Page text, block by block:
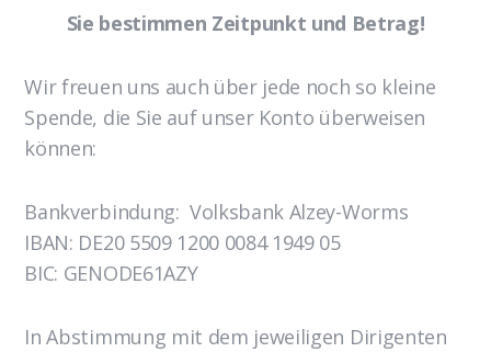
Sie bestimmen Zeitpunkt und Betrag!
Wir freuen uns auch über jede noch so kleine
Spende, die Sie auf unser Konto überweisen
können:
Bankverbindung: Volksbank Alzey-Worms
IBAN: DE20 5509 1200 0084 1949 05
BIC: GENODE61AZY
In Abstimmung mit dem jeweiligen Dirigenten